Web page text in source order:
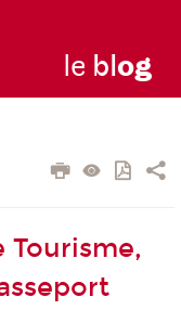
le blog
Tourisme,